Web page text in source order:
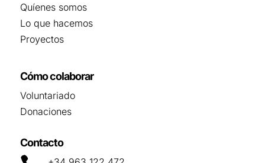
Quíenes somos
Lo que hacemos
Proyectos
Cómo colaborar
Voluntariado
Donaciones
Contacto